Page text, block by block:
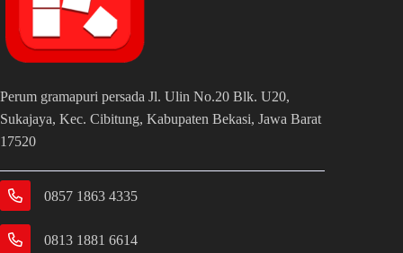
Perum gramapuri persada Jl. Ulin No.20 Blk. U20,
Sukajaya, Kec. Cibitung, Kabupaten Bekasi, Jawa Barat
17520
0857 1863 4335
0813 1881 6614